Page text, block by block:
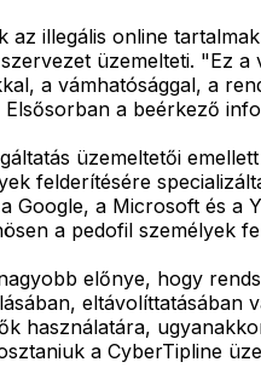
az illegális online
üzemelteti. "Ez
a vámhatósággal, a
a beérkező
üzemeltetői
felderítésére
Google, a Microsoft és a
a pedofil személyek
előnye, hogy
eltávolíttatásában
használatára,
a CyberTipline